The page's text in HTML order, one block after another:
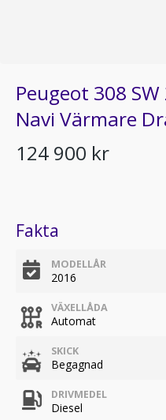
Peugeot 308
Navi Värmare
124 900 kr
Fakta
MODELLÅR
2016
VÄXELLÅDA
Automat
SKICK
Begagnad
DRIVMEDEL
Diesel